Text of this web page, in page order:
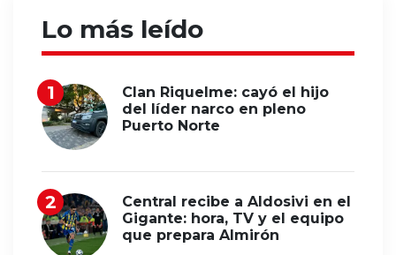
Lo más leído
Clan Riquelme: cayó el hijo
del líder narco en pleno
Puerto Norte
Central recibe a Aldosivi en el
Gigante: hora, TV y el equipo
que prepara Almirón